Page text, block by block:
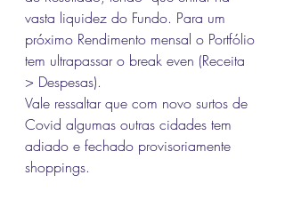
vasta liquidez do Fundo. Para um
próximo Rendimento mensal o Portfólio
tem ultrapassar o break even (Receita
> Despesas).
Vale ressaltar que com novo surtos de
Covid algumas outras cidades tem
adiado e fechado provisoriamente
shoppings.